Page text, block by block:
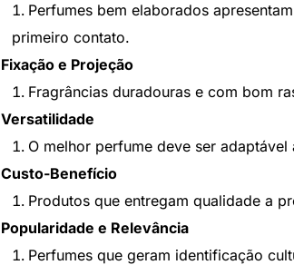
Perfumes bem elaborados
primeiro contato.
Fixação e Projeção
Fragrâncias duradouras e com bom
Versatilidade
O melhor perfume deve ser
Custo-Benefício
Produtos que entregam qualidade a
Popularidade e Relevância
Perfumes que geram identificação